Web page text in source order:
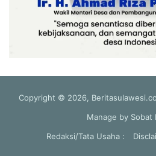
Copyright © 2026,
Manage by Sobat
Redaksi/Tata Usaha :